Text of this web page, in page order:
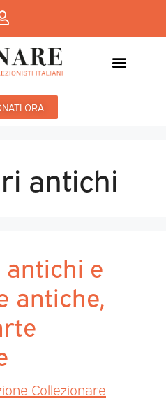
ORA
antichi
e
antiche,
Collezionare